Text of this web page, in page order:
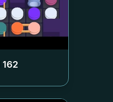
162